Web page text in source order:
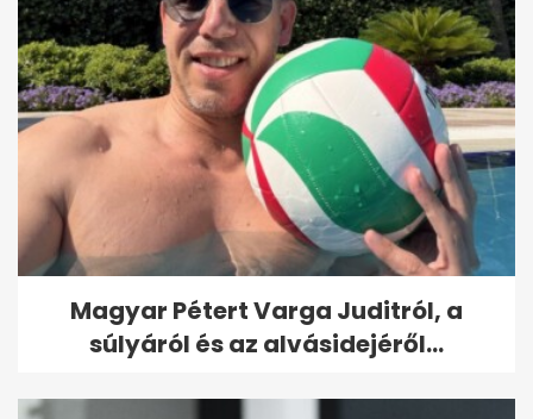
Magyar Pétert Varga Juditról, a
súlyáról és az alvásidejéről...